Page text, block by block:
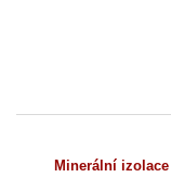
Minerální